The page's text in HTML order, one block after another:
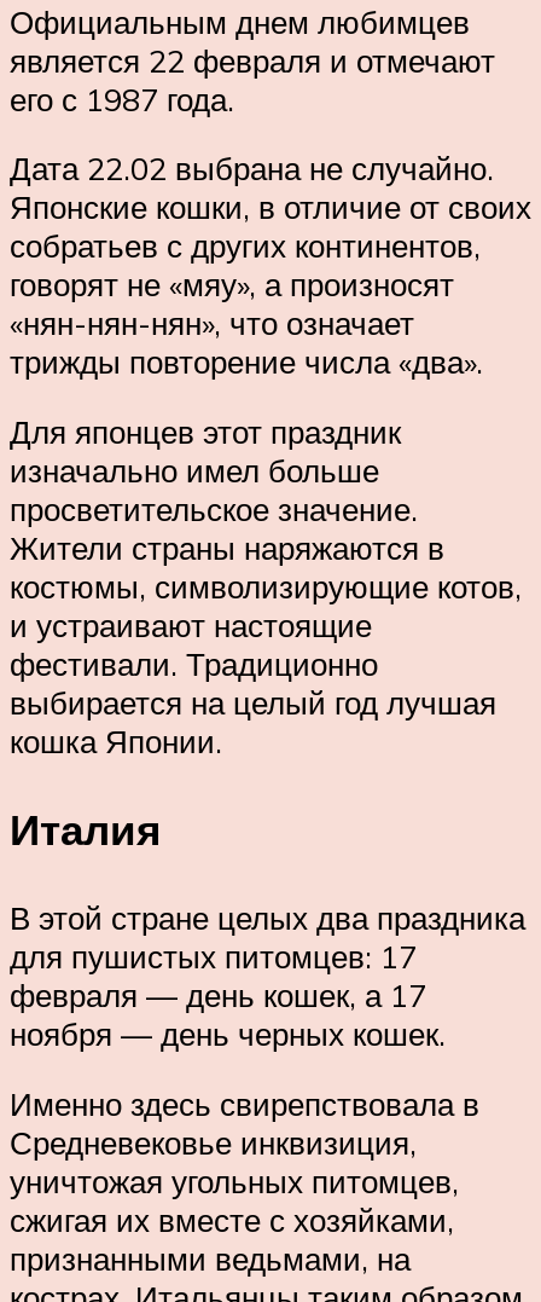
Официальным днем любимцев
является 22 февраля и отмечают
его с 1987 года.
Дата 22.02 выбрана не случайно.
Японские кошки, в отличие от своих
собратьев с других континентов,
говорят не «мяу», а произносят
«нян-нян-нян», что означает
трижды повторение числа «два».
Для японцев этот праздник
изначально имел больше
просветительское значение.
Жители страны наряжаются в
костюмы, символизирующие котов,
и устраивают настоящие
фестивали. Традиционно
выбирается на целый год лучшая
кошка Японии.
Италия
В этой стране целых два праздника
для пушистых питомцев: 17
февраля — день кошек, а 17
ноября — день черных кошек.
Именно здесь свирепствовала в
Средневековье инквизиция,
уничтожая угольных питомцев,
сжигая их вместе с хозяйками,
признанными ведьмами, на